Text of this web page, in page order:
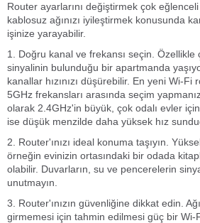
Router ayarlarını değiştirmek çok
kablosuz ağınızı iyileştirmek konusunda
işinize yarayabilir.
1. Doğru kanal ve frekansı seçin. Özellikle
sinyalinin bulunduğu bir apartmanda
kanallar hızınızı düşürebilir. En yeni Wi-Fi
5GHz frekansları arasında seçim
olarak 2.4GHz'in büyük, çok odalı evler
ise düşük menzilde daha yüksek hız
2. Router'ınızı ideal konuma taşıyın.
örneğin evinizin ortasındaki bir odada
olabilir. Duvarların, su ve pencerelerin
unutmayın.
3. Router'ınızın güvenliğine dikkat edin.
girmemesi için tahmin edilmesi güç bir Wi-